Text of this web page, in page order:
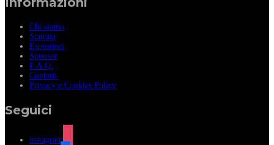
Chi siamo
Stampa
Espositori
Sponsor
F.A.Q.
Contatti
Privacy e Cookies Policy
Seguici
instagram